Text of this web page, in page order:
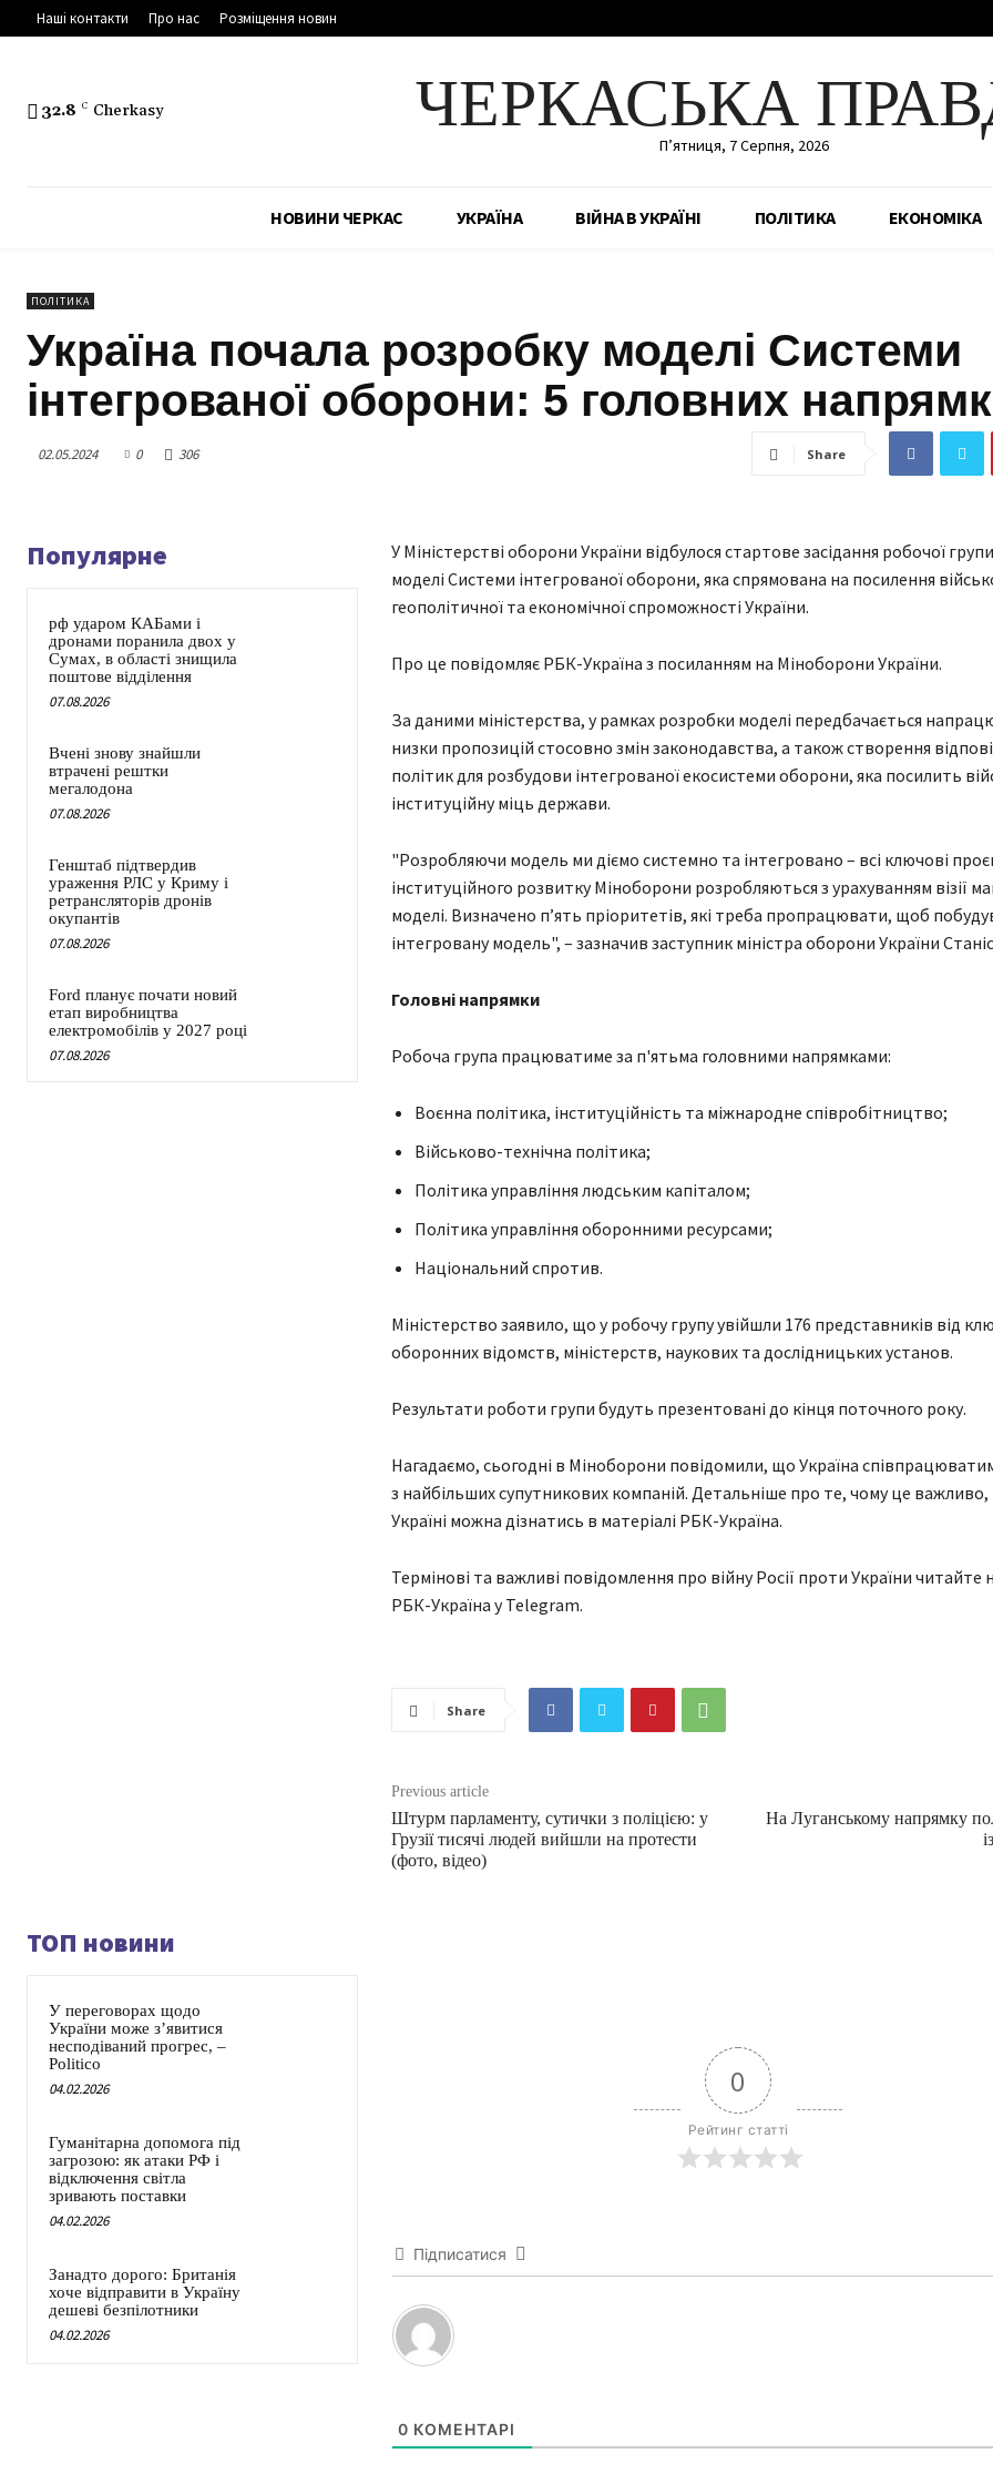
Наші контакти Про нас Розміщення новин
32.8 C Cherkasy ЧЕРКАСЬКА
П’ятниця, 7 Серпня, 2026
НОВИНИ ЧЕРКАС УКРАЇНА ВІЙНА В УКРАЇНІ ПОЛІТИКА ЕКОНОМІКА
ПОЛІТИКА
Україна почала розробку моделі Системи
інтегрованої оборони: 5 головних
02.05.2024 0 306 Share
Популярне
рф ударом КАБами і
дронами поранила двох у
Сумах, в області знищила
поштове відділення
07.08.2026
Вчені знову знайшли
втрачені рештки
мегалодона
07.08.2026
Генштаб підтвердив
ураження РЛС у Криму і
ретрансляторів дронів
окупантів
07.08.2026
Ford планує почати новий
етап виробництва
електромобілів у 2027 році
07.08.2026
У Міністерстві оборони України відбулося стартове засідання робочої
моделі Системи інтегрованої оборони, яка спрямована на посилення
геополітичної та економічної спроможності України.
Про це повідомляє РБК-Україна з посиланням на Міноборони України.
За даними міністерства, у рамках розробки моделі передбачається
низки пропозицій стосовно змін законодавства, а також створення
політик для розбудови інтегрованої екосистеми оборони, яка посилить
інституційну міць держави.
"Розробляючи модель ми діємо системно та інтегровано – всі ключові
інституційного розвитку Міноборони розробляються з урахуванням візії
моделі. Визначено п’ять пріоритетів, які треба пропрацювати, щоб
інтегровану модель", – зазначив заступник міністра оборони України
Головні напрямки
Робоча група працюватиме за п'ятьма головними напрямками:
Воєнна політика, інституційність та міжнародне співробітництво;
Військово-технічна політика;
Політика управління людським капіталом;
Політика управління оборонними ресурсами;
Національний спротив.
Міністерство заявило, що у робочу групу увійшли 176 представників від
оборонних відомств, міністерств, наукових та дослідницьких установ.
Результати роботи групи будуть презентовані до кінця поточного року.
Нагадаємо, сьогодні в Міноборони повідомили, що Україна
з найбільших супутникових компаній. Детальніше про те, чому це
Україні можна дізнатись в матеріалі РБК-Україна.
Термінові та важливі повідомлення про війну Росії проти України читайте
РБК-Україна у Telegram.
Share
Previous article
Штурм парламенту, сутички з поліцією: у
Грузії тисячі людей вийшли на протести
(фото, відео)
На Луганському напрямку
ТОП новини
У переговорах щодо
України може з’явитися
несподіваний прогрес, –
Politico
04.02.2026
Гуманітарна допомога під
загрозою: як атаки РФ і
відключення світла
зривають поставки
04.02.2026
Занадто дорого: Британія
хоче відправити в Україну
дешеві безпілотники
04.02.2026
0
Рейтинг статті
Підписатися
0 КОМЕНТАРІ